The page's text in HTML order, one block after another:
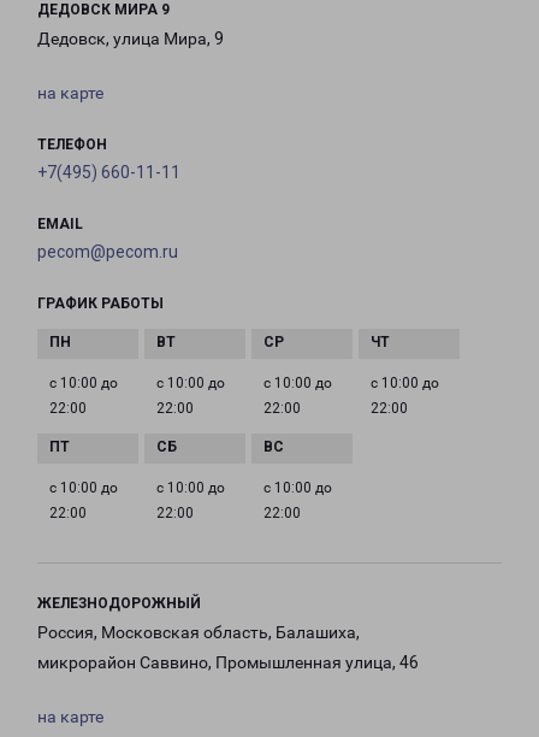
ДЕДОВСК МИРА 9
Дедовск, улица Мира, 9
на карте
ТЕЛЕФОН
+7(495) 660-11-11
EMAIL
pecom@pecom.ru
ГРАФИК РАБОТЫ
с 10:00 до
22:00
с 10:00 до
22:00
с 10:00 до
22:00
с 10:00 до
22:00
с 10:00 до
22:00
с 10:00 до
22:00
с 10:00 до
22:00
ЖЕЛЕЗНОДОРОЖНЫЙ
Россия, Московская область, Балашиха,
микрорайон Саввино, Промышленная улица, 46
на карте